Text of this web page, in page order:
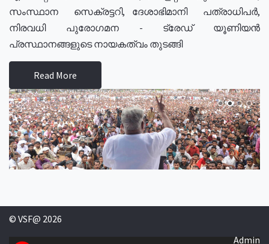
സംസ്ഥാന സെക്രട്ടറി, ദേശാഭിമാനി പത്രാധിപർ,
നിരവധി പുരോഗമന - ട്രേഡ് യൂണിയൻ
പ്രസ്ഥാനങ്ങളുടെ നായകത്വം തുടങ്ങി
Read More
© VSF@ 2026
Admin